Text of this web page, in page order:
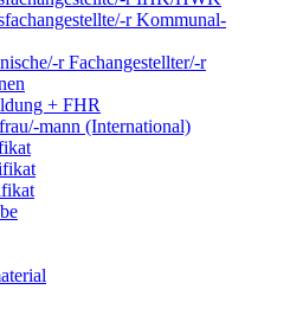
r Kommunal­
r Fachangestellter/-r
+ FHR
mann (International)